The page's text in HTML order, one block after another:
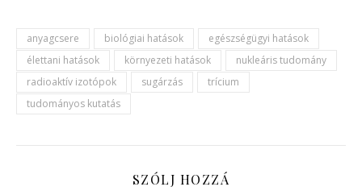
anyagcsere biológiai hatások
egészségügyi hatások
élettani hatások
környezeti hatások
nukleáris tudomány
radioaktív izotópok
sugárzás
trícium
tudományos kutatás
SZÓLJ HOZZÁ